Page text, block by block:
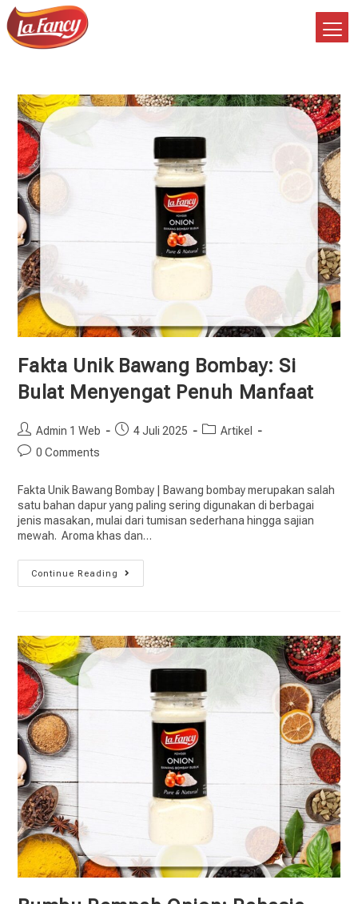
Fakta Unik Bawang Bombay: Si
Bulat Menyengat Penuh Manfaat
Admin 1 Web 4 Juli 2025
Artikel
0 Comments
Fakta Unik Bawang Bombay | Bawang bombay merupakan salah
satu bahan dapur yang paling sering digunakan di berbagai
jenis masakan, mulai dari tumisan sederhana hingga sajian
mewah. Aroma khas dan…
Continue Reading